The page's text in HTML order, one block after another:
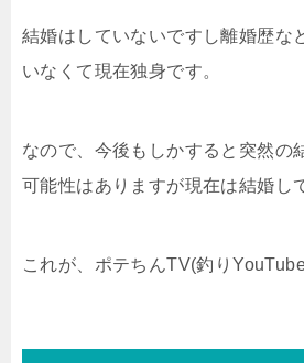
結婚はしていないですし離婚歴な
いなくて現在独身です。
なので、今後もしかすると突然の
可能性はありますが現在は結婚し
これが、ポテちんTV(釣り